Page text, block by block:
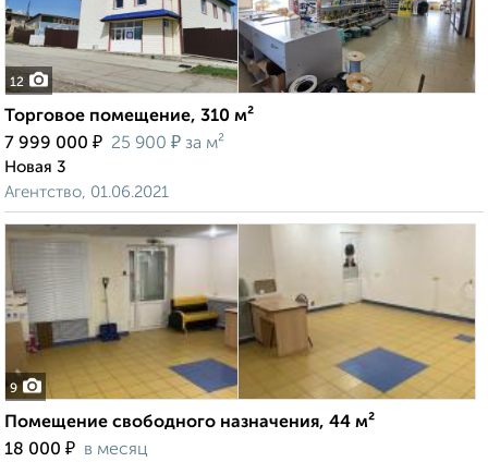
12
Торговое помещение, 310 м²
7 999 000 ₽ 25 900 ₽ за м²
Новая 3
Агентство, 01.06.2021
9
Помещение свободного назначения, 44 м²
18 000 ₽ в месяц